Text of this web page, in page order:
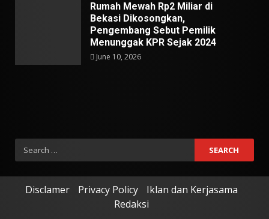
Rumah Mewah Rp2 Miliar di
Bekasi Dikosongkan,
Pengembang Sebut Pemilik
Menunggak KPR Sejak 2024
June 10, 2026
Search
for:
Disclamer Privacy Policy
Iklan dan Kerjasama
Redaksi